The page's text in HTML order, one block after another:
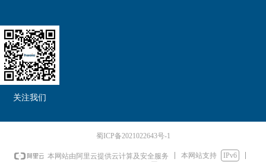
关注我们
蜀ICP备2021022643号-1
本网站由阿里云提供云计算及安全服务 本网站支持
IPv6